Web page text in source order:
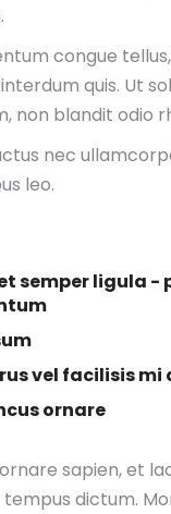
congue
quis. Ut
non blandit odio
nec
leo.
semper ligula -
vel facilisis mi
ornare
sapien, et
tempus dictum.